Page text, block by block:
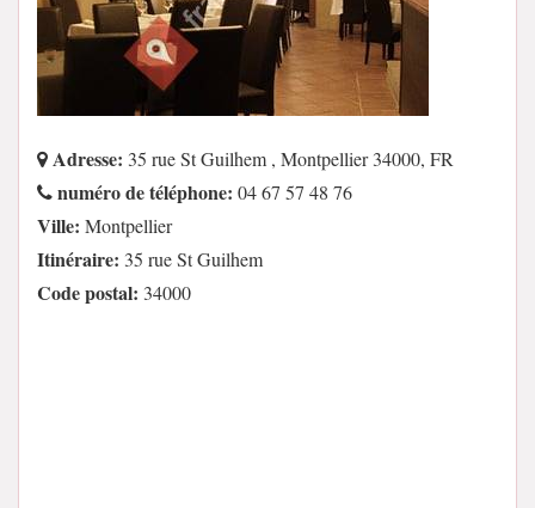
Adresse: 35 rue St Guilhem , Montpellier 34000, FR
numéro de téléphone: 04 67 57 48 76
Ville: Montpellier
Itinéraire: 35 rue St Guilhem
Code postal: 34000